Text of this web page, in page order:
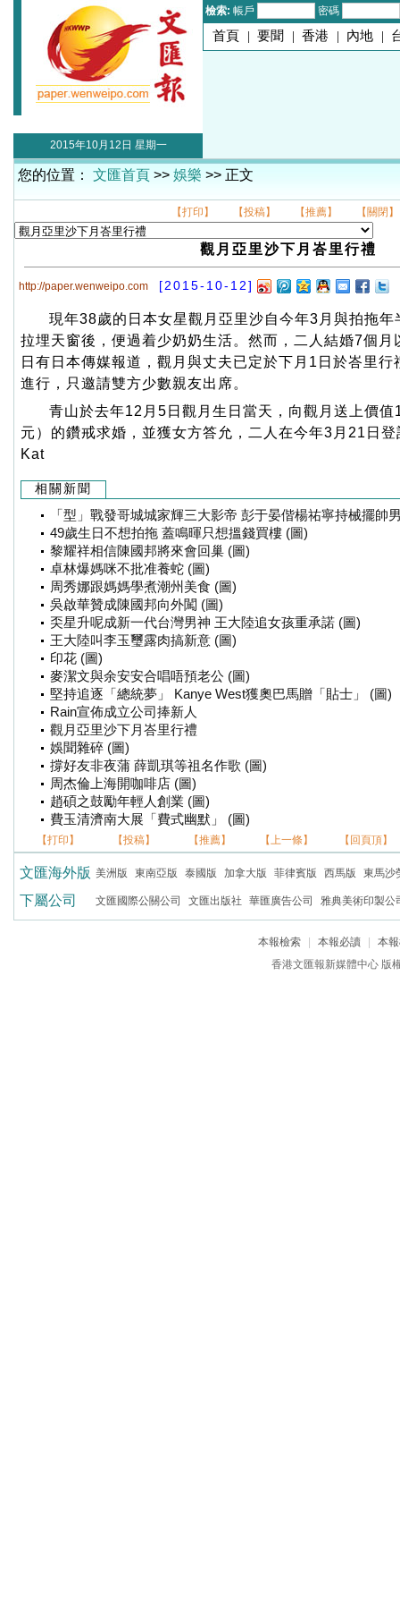
檢索: 帳戶 密碼
首頁 | 要聞 | 香港 | 內地 |
2015年10月12日 星期一
您的位置： 文匯首頁 >> 娛樂 >> 正文
【打印】 【投稿】 【推薦】 【關閉】
觀月亞里沙下月峇里行禮
http://paper.wenweipo.com [2015-10-12]
現年38歲的日本女星觀月亞里沙自今年3月與拍拖
拉埋天窗後，便過着少奶奶生活。然而，二人結婚7個月
日有日本傳媒報道，觀月與丈夫已定於下月1日於峇里
進行，只邀請雙方少數親友出席。
青山於去年12月5日觀月生日當天，向觀月送上價
元）的鑽戒求婚，並獲女方答允，二人在今年3月21日
Kat
相關新聞
「型」戰發哥城城家輝三大影帝 彭于晏偕楊祐寧持械擺帥
49歲生日不想拍拖 蓋鳴暉只想搵錢買樓 (圖)
黎耀祥相信陳國邦將來會回巢 (圖)
卓林爆媽咪不批准養蛇 (圖)
周秀娜跟媽媽學煮潮州美食 (圖)
吳啟華贊成陳國邦向外闖 (圖)
奀星升呢成新一代台灣男神 王大陸追女孩重承諾 (圖)
王大陸叫李玉璽露肉搞新意 (圖)
印花 (圖)
麥潔文與余安安合唱唔預老公 (圖)
堅持追逐「總統夢」 Kanye West獲奧巴馬贈「貼士」 (圖)
Rain宣佈成立公司捧新人
觀月亞里沙下月峇里行禮
娛聞雜碎 (圖)
撐好友非夜蒲 薛凱琪等祖名作歌 (圖)
周杰倫上海開咖啡店 (圖)
趙碩之鼓勵年輕人創業 (圖)
費玉清濟南大展「費式幽默」 (圖)
【打印】 【投稿】 【推薦】 【上一條】 【回頁頂】
文匯海外版 美洲版 東南亞版 泰國版 加拿大版 菲律賓版 西馬版 東馬沙
下屬公司 文匯國際公關公司 文匯出版社 華匯廣告公司 雅典美術印製公
本報檢索 本報必讀
本
香港文匯報新媒體中心 版